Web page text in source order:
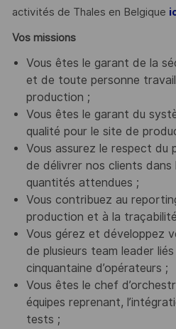
activités de Thales en Belgique
Vos missions
Vous êtes le garant de la
et de toute personne
production ;
Vous êtes le garant du
qualité pour le site de
Vous assurez le respect du
de délivrer nos clients dans
quantités attendues ;
Vous contribuez au
production et à la
Vous gérez et développez
de plusieurs team leader
cinquantaine d’opérateurs ;
Vous êtes le chef
équipes reprenant,
tests ;